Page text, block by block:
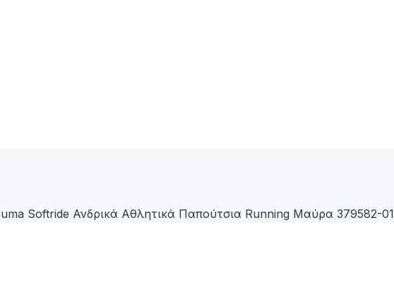
Softride Ανδρικά Αθλητικά Παπούτσια Running Μαύρα 379582-01